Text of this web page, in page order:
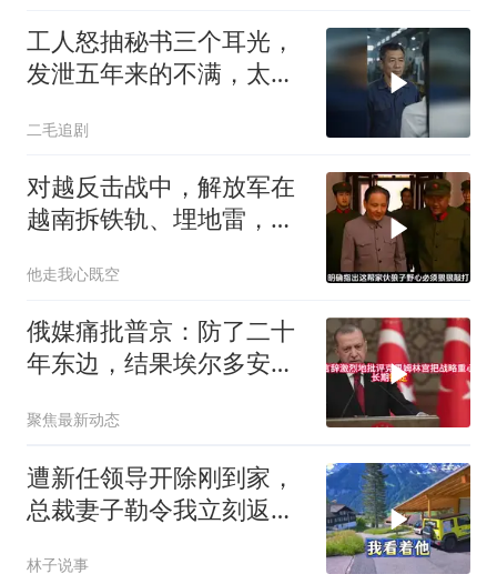
工人怒抽秘书三个耳光，
发泄五年来的不满，太解
二毛追剧
对越反击战中，解放军在
越南拆铁轨、埋地雷，是
他走我心既空
俄媒痛批普京：防了二十
年东边，结果埃尔多安把
聚焦最新动态
遭新任领导开除刚到家，
总裁妻子勒令我立刻返
林子说事